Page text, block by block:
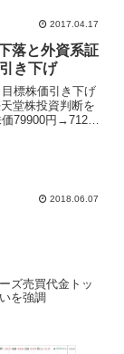
は控え目だった
る２３４円で初
2017.04.17
落と外資系証
き下げ
標株価引き下げ
堂株投資判断を
79900円→71200
2018.06.07
ズ売買代金トッ
を強調